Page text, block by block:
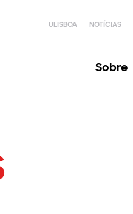
ULISBOA NOTÍCIAS
Sobre